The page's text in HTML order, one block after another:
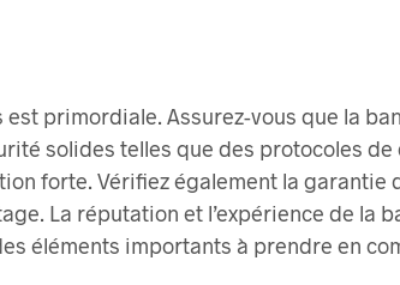
primordiale. Assurez-vous que la
solides telles que des protocoles de
forte. Vérifiez également la garantie
La réputation et l’expérience de la
éléments importants à prendre en